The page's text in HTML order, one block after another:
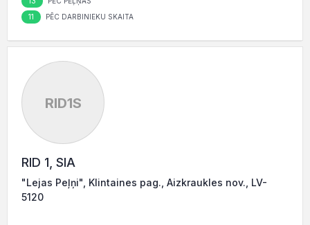
11 PĒC DARBINIEKU SKAITA
RID1S
RID 1, SIA
"Lejas Peļņi", Klintaines pag., Aizkraukles nov., LV-
5120